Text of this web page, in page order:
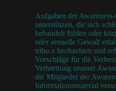
Aufgaben der
unterstützen, die sich
behandelt fühlen oder
oder sexuelle Gewalt
tribu.x beobachten und
Vorschläge für die
Verbreitung unserer
die Mitglieder der
Informationsmaterial